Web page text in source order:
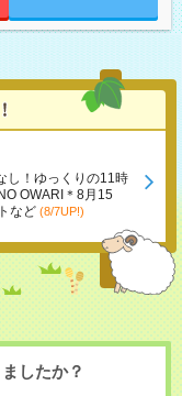
し！ゆっくりの11時
OWARI＊8月15
など (8/7UP!)
したか？